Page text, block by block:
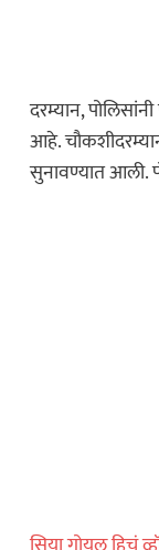
दरम्यान,
आहे.
सुनावण्यात आली.